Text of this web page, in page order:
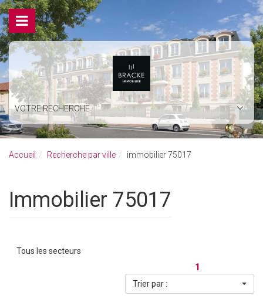
VOTRE RECHERCHE
Accueil Recherche par ville immobilier 75017
immobilier 75017
Tous les secteurs
1
Trier par :